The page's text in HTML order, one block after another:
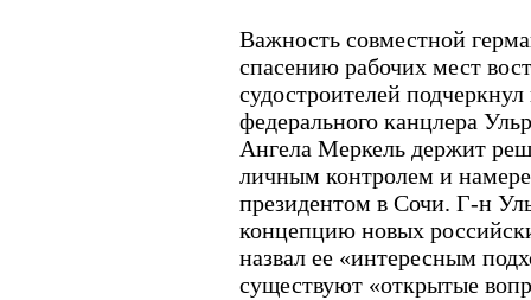
Важность совместной
спасению рабочих мест
судостроителей подчеркнул
федерального канцлера
Ангела Меркель держит
личным контролем и
президентом в Сочи. Г-н
концепцию новых
назвал ее «интересным
существуют «открытые